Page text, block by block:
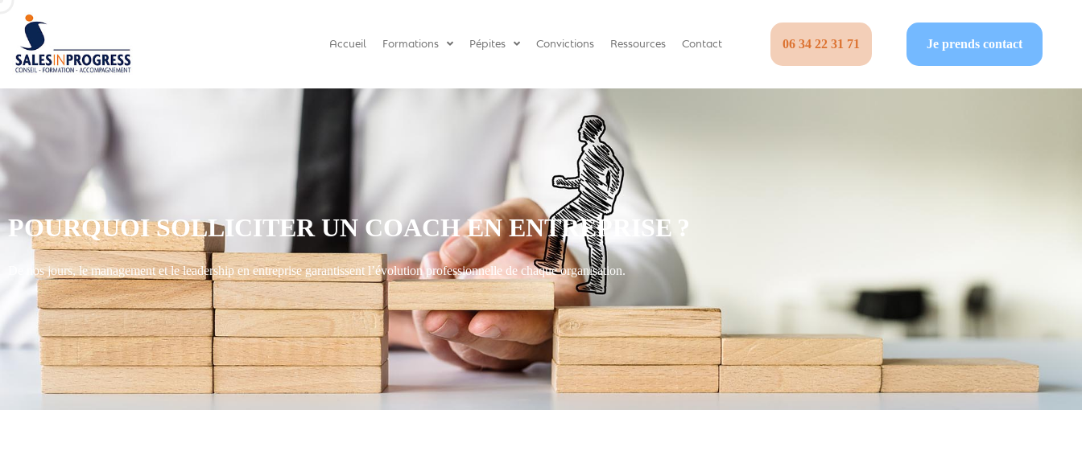
Accueil Formations Pépites Convictions Ressources Contact 06 34 22 31 71‬ Je prends contact
POURQUOI SOLLICITER UN COACH EN ENTREPRISE ?
De nos jours, le management et le leadership en entreprise garantissent l’évolution professionnelle de chaque organisation.